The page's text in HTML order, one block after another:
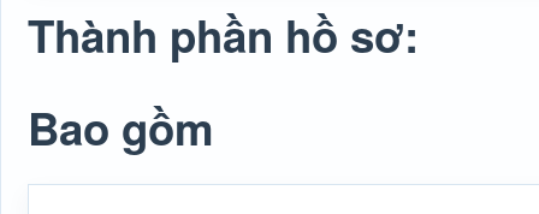
Thành phần hồ sơ:
Bao gồm